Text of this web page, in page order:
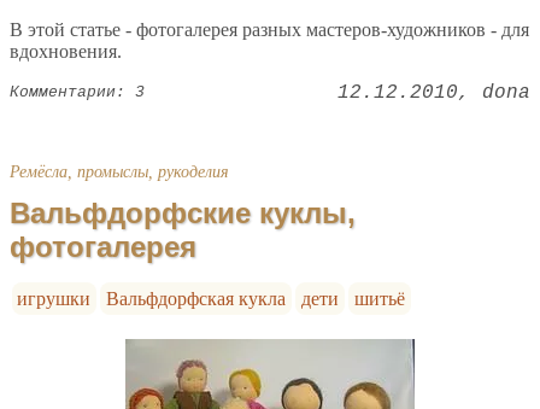
В этой статье - фотогалерея разных мастеров-художников - для
вдохновения.
Комментарии: 3 12.12.2010 dona
Ремёсла, промыслы, рукоделия
Вальфдорфские куклы,
фотогалерея
игрушки Вальфдорфская кукла дети шитьё